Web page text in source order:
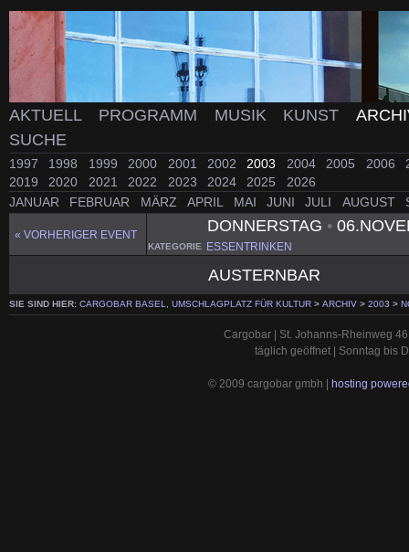
AKTUELL PROGRAMM MUSIK KUNST
SUCHE
1997 1998 1999 2000 2001 2002 2003 2004 2005 2006
2019
2020 2021 2022 2023 2024 2025
2026
JANUAR
FEBRUAR MÄRZ APRIL MAI JUNI JULI AUGUST
« VORHERIGER EVENT
DONNERSTAG •
KATEGORIE ESSENTRINKEN
AUSTERNBAR
SIE SIND HIER: CARGOBAR BASEL, UMSCHLAGPLATZ FÜR KULTUR > ARCHIV > 2003 >
Cargobar | St. Johanns-Rheinweg
täglich geöffnet | Sonntag bis
© 2009 cargobar gmbh | hosting